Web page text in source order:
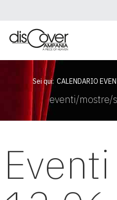
Sei qui: CALENDARIO
eventi/mostre/